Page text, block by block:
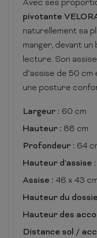
Avec ses
pivotante
naturellement sa
manger, devant un
lecture. Son
d’assise de 50
une posture
Largeur : 60 cm
Hauteur : 88 cm
Profondeur : 64
Hauteur d’assise :
Assise : 46 x 43
Hauteur du
Hauteur des
Distance sol /